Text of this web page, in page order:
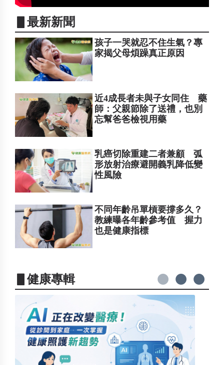
▋最新新聞
孩子一哭就忍不住生氣？專
家揭父母煩躁真正原因
近4成長者未與子女同住 藥
師：父親節除了送禮，也別
忘幫爸爸檢視用藥
乳癌切除重建二者兼顧 弧
形放射治療避開義乳降低變
性風險
不同年齡吊單槓要撐多久？
教練曝各年齡參考值 握力
也是健康指標
▋健康專輯